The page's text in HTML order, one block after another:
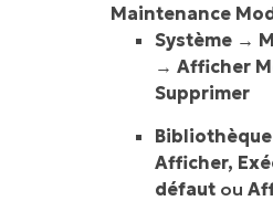
Maintenance
Système →
→ Afficher
Supprimer
Afficher,
défaut ou